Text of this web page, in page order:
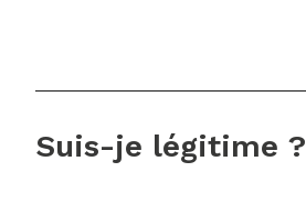
Suis-je légitime ?